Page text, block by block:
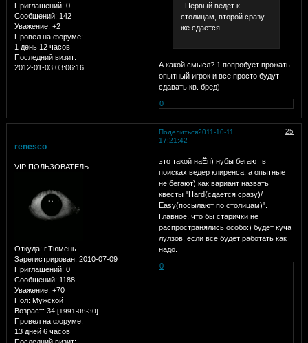
Приглашений: 0
Сообщений: 142
Уважение: +2
Провел на форуме:
1 день 12 часов
Последний визит:
2012-01-03 03:06:16
. Первый ведет к
столицам, второй сразу
же сдается.
А какой смысл? 1 попробует прожать
опытный игрок и все просто будут
сдавать кв. бред)
0
Поделиться 25
2011-10-11
17:21:42
renesco
VIP ПОЛЬЗОВАТЕЛЬ
Откуда: г.Тюмень
Зарегистрирован: 2010-07-09
Приглашений: 0
Сообщений: 1188
Уважение: +70
Пол: Мужской
Возраст: 34 [1991-08-30]
Провел на форуме:
13 дней 6 часов
это такой наЁп) нубы бегают в
поисках ведер клиренса, а опытные
не бегают) как вариант назвать
квесты "Hard(сдается сразу)/
Easy(посылают по столицам)".
Главное, что бы старички не
распространялись особо:) будет куча
лулзов, если все будет работать как
надо.
0